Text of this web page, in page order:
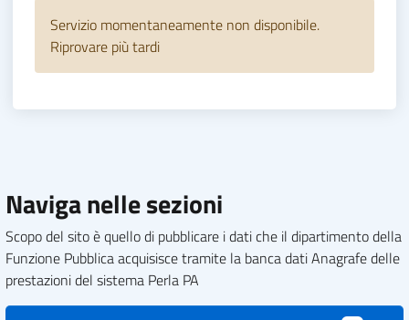
Servizio momentaneamente non disponibile.
Riprovare più tardi
Naviga nelle sezioni
Scopo del sito è quello di pubblicare i dati che il dipartimento della
Funzione Pubblica acquisisce tramite la banca dati Anagrafe delle
prestazioni del sistema Perla PA